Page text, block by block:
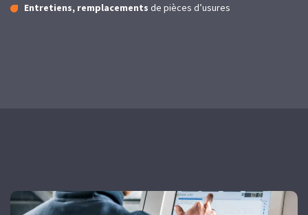
Entretiens, remplacements de pièces d’usures